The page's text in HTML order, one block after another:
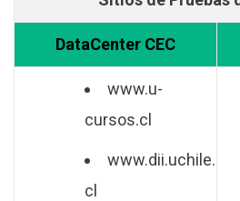
DataCenter CEC
www.u-
cursos.cl
www.dii.uchile.
cl